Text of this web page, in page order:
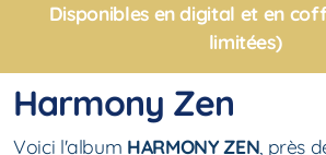
Disponibles en digital et en
limitées)
Harmony Zen
Voici l'album HARMONY ZEN , près